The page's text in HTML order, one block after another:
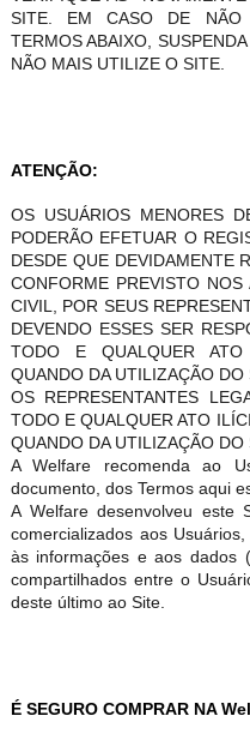
SITE. EM CASO DE NÃO
TERMOS ABAIXO,
NÃO MAIS UTILIZE O SITE.
ATENÇÃO:
OS USUÁRIOS MENORES
PODERÃO EFETUAR O
DESDE QUE DEVIDAMENTE
CONFORME PREVISTO
CIVIL, POR SEUS
DEVENDO ESSES SER
TODO E QUALQUER ATO
QUANDO DA UTILIZAÇÃO DO
OS REPRESENTANTES
TODO E QUALQUER ATO
QUANDO DA UTILIZAÇÃO DO
A Welfare recomenda ao
documento, dos Termos aqui
A Welfare desenvolveu este
comercializados aos
às informações e aos dados
compartilhados entre o
deste último ao Site.
É SEGURO COMPRAR NA